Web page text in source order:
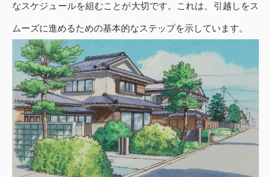
なスケジュールを組むことが大切です。これは、引越しをス
ムーズに進めるための基本的なステップを示しています。